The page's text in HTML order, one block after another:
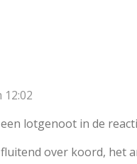
lotgenoot in de
over koord, het